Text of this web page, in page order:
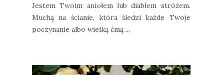
Jestem Twoim aniołem lub diabłem stróżem.
Muchą na ścianie, która śledzi każde Twoje
poczynanie albo wielką ćmą ...